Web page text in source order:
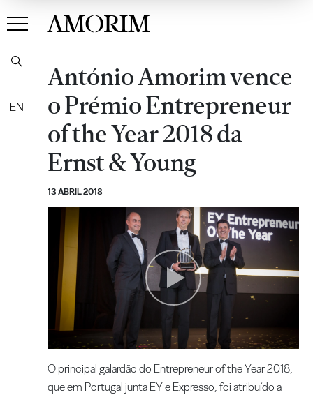
EN
AMORIM
António Amorim vence
o Prémio Entrepreneur
of the Year 2018 da
Ernst & Young
13 ABRIL 2018
O principal galardão do Entrepreneur of the Year 2018,
que em Portugal junta EY e Expresso, foi atribuído a